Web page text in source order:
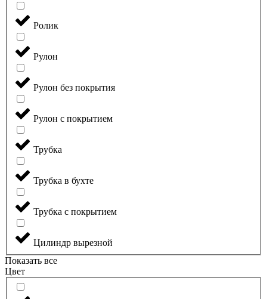
Ролик
Рулон
Рулон без покрытия
Рулон с покрытием
Трубка
Трубка в бухте
Трубка с покрытием
Цилиндр вырезной
Показать все
Цвет